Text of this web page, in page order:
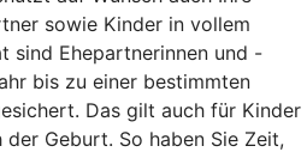
sowie Kinder in vollem
sind Ehepartnerinnen und -
bis zu einer bestimmten
Das gilt auch für Kinder
Geburt. So haben Sie Zeit,